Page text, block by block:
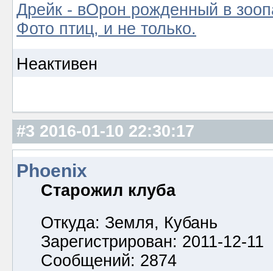
Дрейк - вОрон рожденный в
Фото птиц, и не только.
Неактивен
#3 2016-01-10 22:30:17
Phoenix
Старожил клуба
Откуда: Земля, Кубань
Зарегистрирован: 2011-12-11
Сообщений: 2874